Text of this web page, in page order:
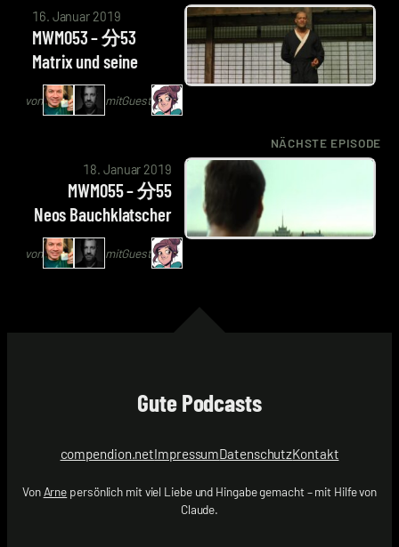
16. Januar 2019
MWM053 – 分53
Matrix und seine
Philosophie
von mitGuest
von
Arne
Ruddat
Codenaga,
Alexander
Hoaxmaster
mit
Burrini
NÄCHSTE EPISODE
18. Januar 2019
MWM055 – 分55
Neos Bauchklatscher
von mitGuest
Ruddat
Codenaga,
Alexander
laburrini
Gute Podcasts
compendion.netImpressumDatenschutzKontakt
Von Arne persönlich mit viel Liebe und Hingabe gemacht – mit Hilfe von
Claude.